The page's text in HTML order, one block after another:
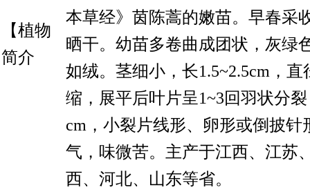
【植物
简介
本草经》茵陈蒿的嫩苗。早春采
晒干。幼苗多卷曲成团状，灰绿
如绒。茎细小，长1.5~2.5cm，直
缩，展平后叶片呈1~3回羽状分
cm，小裂片线形、卵形或倒披
气，味微苦。主产于江西、江苏
西、河北、山东等省。